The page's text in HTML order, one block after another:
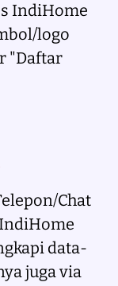
IndiHome
logo
"Daftar
Chat
data-
juga via